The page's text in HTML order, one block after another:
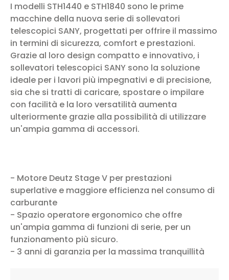
I modelli STH1440 e STH1840 sono le prime
macchine della nuova serie di sollevatori
telescopici SANY, progettati per offrire il massimo
in termini di sicurezza, comfort e prestazioni.
Grazie al loro design compatto e innovativo, i
sollevatori telescopici SANY sono la soluzione
ideale per i lavori più impegnativi e di precisione,
sia che si tratti di caricare, spostare o impilare
con facilità e la loro versatilità aumenta
ulteriormente grazie alla possibilità di utilizzare
un'ampia gamma di accessori.
- Motore Deutz Stage V per prestazioni
superlative e maggiore efficienza nel consumo di
carburante
- Spazio operatore ergonomico che offre
un'ampia gamma di funzioni di serie, per un
funzionamento più sicuro.
- 3 anni di garanzia per la massima tranquillità